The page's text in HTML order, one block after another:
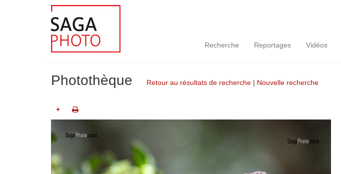
Recherche Reportages Vidéos
Photothèque Retour au résultats de recherche | Nouvelle recherche
+